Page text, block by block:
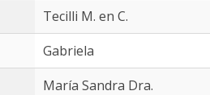
Nombre / Name
Tecilli M. en C.
Gabriela
María Sandra Dra.